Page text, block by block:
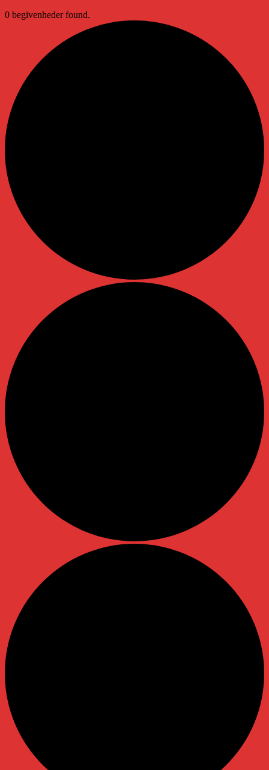
0 begivenheder found.